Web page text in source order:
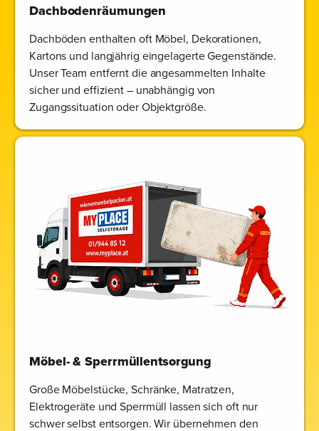
Dachbodenräumungen
Dachböden enthalten oft Möbel, Dekorationen,
Kartons und langjährig eingelagerte Gegenstände.
Unser Team entfernt die angesammelten Inhalte
sicher und effizient – unabhängig von
Zugangssituation oder Objektgröße.
Möbel- & Sperrmüllentsorgung
Große Möbelstücke, Schränke, Matratzen,
Elektrogeräte und Sperrmüll lassen sich oft nur
schwer selbst entsorgen. Wir übernehmen den